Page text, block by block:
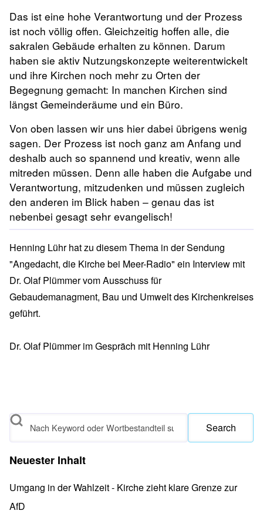
Das ist eine hohe Verantwortung und der Prozess
ist noch völlig offen. Gleichzeitig hoffen alle, die
sakralen Gebäude erhalten zu können. Darum
haben sie aktiv Nutzungskonzepte weiterentwickelt
und ihre Kirchen noch mehr zu Orten der
Begegnung gemacht: In manchen Kirchen sind
längst Gemeinderäume und ein Büro.
Von oben lassen wir uns hier dabei übrigens wenig
sagen. Der Prozess ist noch ganz am Anfang und
deshalb auch so spannend und kreativ, wenn alle
mitreden müssen. Denn alle haben die Aufgabe und
Verantwortung, mitzudenken und müssen zugleich
den anderen im Blick haben – genau das ist
nebenbei gesagt sehr evangelisch!
Henning Lühr hat zu diesem Thema in der Sendung
"Angedacht, die Kirche bei Meer-Radio" ein Interview mit
Dr. Olaf Plümmer vom Ausschuss für
Gebaudemanagment, Bau und Umwelt des Kirchenkreises
geführt.
Dr. Olaf Plümmer im Gespräch mit Henning Lühr
Search
Neuester Inhalt
Umgang in der Wahlzeit - Kirche zieht klare Grenze zur
AfD